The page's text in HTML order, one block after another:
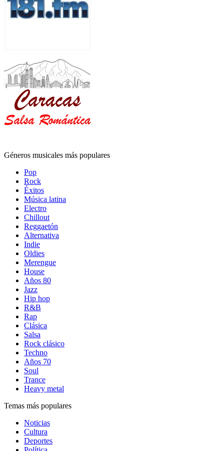
Géneros musicales más populares
Pop
Rock
Éxitos
Música latina
Electro
Chillout
Reggaetón
Alternativa
Indie
Oldies
Merengue
House
Años 80
Jazz
Hip hop
R&B
Rap
Clásica
Salsa
Rock clásico
Techno
Años 70
Soul
Trance
Heavy metal
Temas más populares
Noticias
Cultura
Deportes